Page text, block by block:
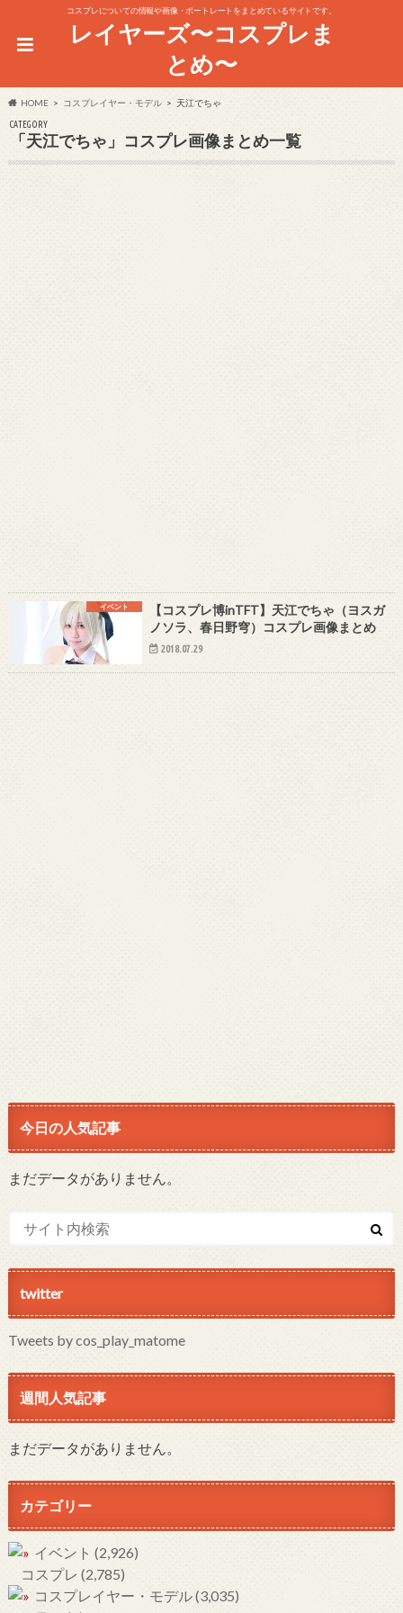
コスプレについての情報や画像・ポートレートをまとめているサイトです。
レイヤーズ〜コスプレま
とめ〜
HOME コスプレイヤー・モデル 天江でちゃ
CATEGORY
「天江でちゃ」コスプレ画像まとめ一覧
イベント
【コスプレ博inTFT】天江でちゃ（ヨスガ
ノソラ、春日野穹）コスプレ画像まとめ
2018.07.29
今日の人気記事
まだデータがありません。
twitter
Tweets by cos_play_matome
週間人気記事
まだデータがありません。
カテゴリー
イベント (2,926)
コスプレ (2,785)
コスプレイヤー・モデル(3,035)